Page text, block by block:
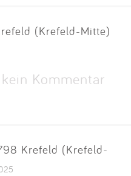
(Krefeld-Mitte)
Kommentar
Krefeld (Krefeld-